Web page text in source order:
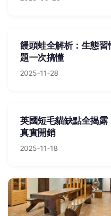
饅頭蛙全解析：生態
題一次搞懂
2025-11-28
英國短毛貓缺點全揭
真實開銷
2025-11-18